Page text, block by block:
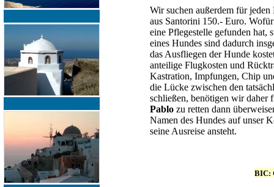
Wir suchen außerdem für
aus Santorini 150.- Euro.
eine Pflegestelle gefunden hat,
eines Hundes sind dadurch
das Ausfliegen der Hunde
anteilige Flugkosten und
Kastration, Impfungen, Chip
die Lücke zwischen den
schließen, benötigen wir daher
Pablo zu retten dann
Namen des Hundes auf unser
seine Ausreise ansteht.
BIC: